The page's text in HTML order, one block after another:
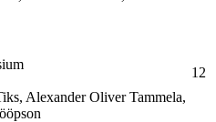
Alexander Oliver Tammela,
12